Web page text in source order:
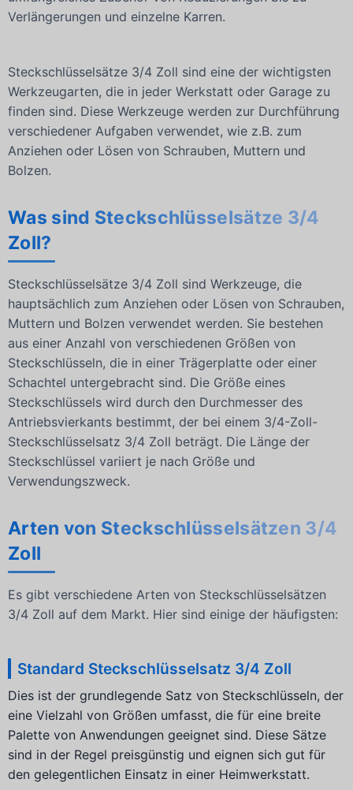
Verlängerungen und einzelne Karren.
Steckschlüsselsätze 3/4 Zoll sind eine der wichtigsten
Werkzeugarten, die in jeder Werkstatt oder Garage zu
finden sind. Diese Werkzeuge werden zur Durchführung
verschiedener Aufgaben verwendet, wie z.B. zum
Anziehen oder Lösen von Schrauben, Muttern und
Bolzen.
Was sind Steckschlüsselsätze 3/4
Zoll?
Steckschlüsselsätze 3/4 Zoll sind Werkzeuge, die
hauptsächlich zum Anziehen oder Lösen von Schrauben,
Muttern und Bolzen verwendet werden. Sie bestehen
aus einer Anzahl von verschiedenen Größen von
Steckschlüsseln, die in einer Trägerplatte oder einer
Schachtel untergebracht sind. Die Größe eines
Steckschlüssels wird durch den Durchmesser des
Antriebsvierkants bestimmt, der bei einem 3/4-Zoll-
Steckschlüsselsatz 3/4 Zoll beträgt. Die Länge der
Steckschlüssel variiert je nach Größe und
Verwendungszweck.
Arten von Steckschlüsselsätzen 3/4
Zoll
Es gibt verschiedene Arten von Steckschlüsselsätzen
3/4 Zoll auf dem Markt. Hier sind einige der häufigsten:
Standard Steckschlüsselsatz 3/4 Zoll
Dies ist der grundlegende Satz von Steckschlüsseln, der
eine Vielzahl von Größen umfasst, die für eine breite
Palette von Anwendungen geeignet sind. Diese Sätze
sind in der Regel preisgünstig und eignen sich gut für
den gelegentlichen Einsatz in einer Heimwerkstatt.